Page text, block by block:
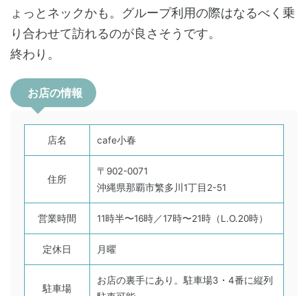
ょっとネックかも。グループ利用の際はなるべく乗
り合わせて訪れるのが良さそうです。
終わり。
お店の情報
店名 cafe小春
住所
〒902-0071
沖縄県那覇市繁多川1丁目2-51
営業時間 11時半〜16時／17時〜21時（L.O.20時）
定休日 月曜
駐車場
お店の裏手にあり。駐車場3・4番に縦列